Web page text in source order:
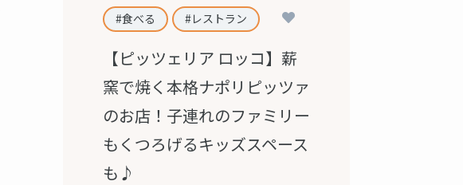
食べる レストラン
【ピッツェリア ロッコ】薪
窯で焼く本格ナポリピッツァ
のお店！子連れのファミリー
もくつろげるキッズスペース
も♪